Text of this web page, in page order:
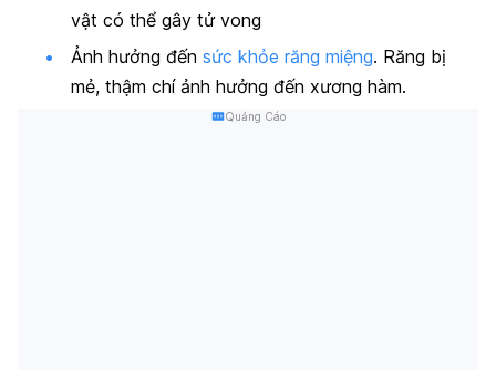
vật có thể gây tử vong
Ảnh hưởng đến sức khỏe răng miệng. Răng bị
mẻ, thậm chí ảnh hưởng đến xương hàm.
Quảng Cáo